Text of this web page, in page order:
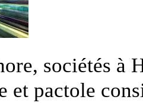
sociétés à
et pactole